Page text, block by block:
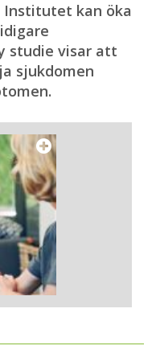
Institutet kan öka
studie visar att
sjukdomen